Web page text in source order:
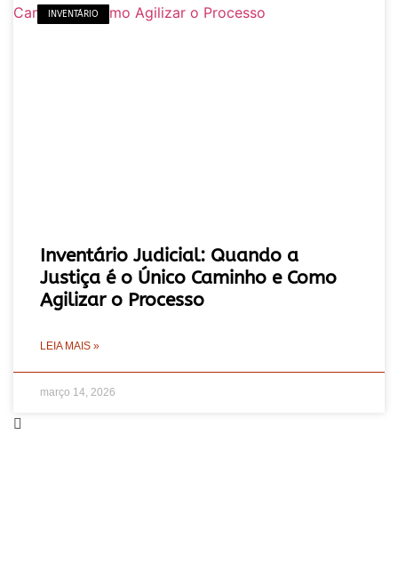
INVENTÁRIO
Inventário Judicial: Quando a
Justiça é o Único Caminho e Como
Agilizar o Processo
LEIA MAIS »
março 14, 2026